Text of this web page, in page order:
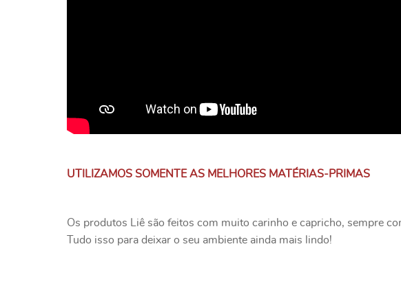
UTILIZAMOS SOMENTE AS MELHORES MATÉRIAS-PRIMAS
Os produtos Liê são feitos com muito carinho e capricho, sempre
Tudo isso para deixar o seu ambiente ainda mais lindo!